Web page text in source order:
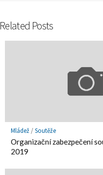
Related Posts
Mládež/Soutěže
Organizační zabezpečení
2019